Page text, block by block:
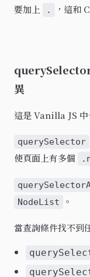
要加上
. ，這和
異
這是 Vanilla JS 中
querySelector
使頁面上有多個
NodeList 。
當查詢條件找不到